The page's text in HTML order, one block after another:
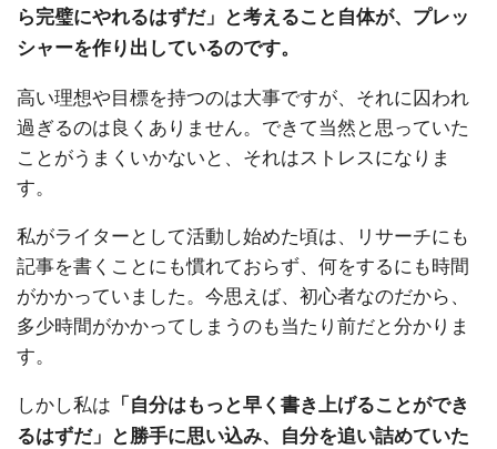
ら完璧にやれるはずだ」と考えること自体が、プレッ
シャーを作り出しているのです。
高い理想や目標を持つのは大事ですが、それに囚われ
過ぎるのは良くありません。できて当然と思っていた
ことがうまくいかないと、それはストレスになりま
す。
私がライターとして活動し始めた頃は、リサーチにも
記事を書くことにも慣れておらず、何をするにも時間
がかかっていました。今思えば、初心者なのだから、
多少時間がかかってしまうのも当たり前だと分かりま
す。
しかし私は 「自分はもっと早く書き上げることができ
るはずだ」と勝手に思い込み、自分を追い詰めていた